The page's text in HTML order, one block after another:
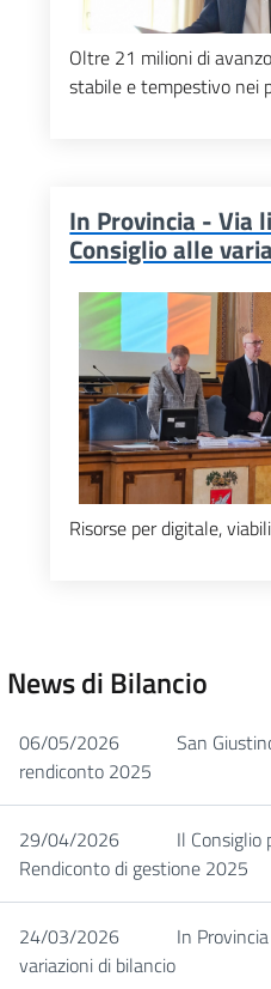
Oltre 21 milioni di
stabile e tempestivo nei
In Provincia - Via
Consiglio alle
Risorse per digitale,
News di Bilancio
06/05/2026
San
rendiconto 2025
29/04/2026
Il Consiglio
Rendiconto di gestione 2025
24/03/2026
In
variazioni di bilancio